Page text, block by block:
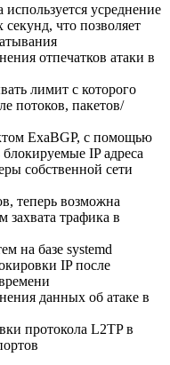
усреднение
что позволяет
отпечатков атаки в
лимит с которого
потоков, пакетов/
ExaBGP, с помощью
IP адреса
собственной сети
теперь возможна
захвата трафика в
на базе systemd
IP после
данных об атаке в
протокола L2TP в